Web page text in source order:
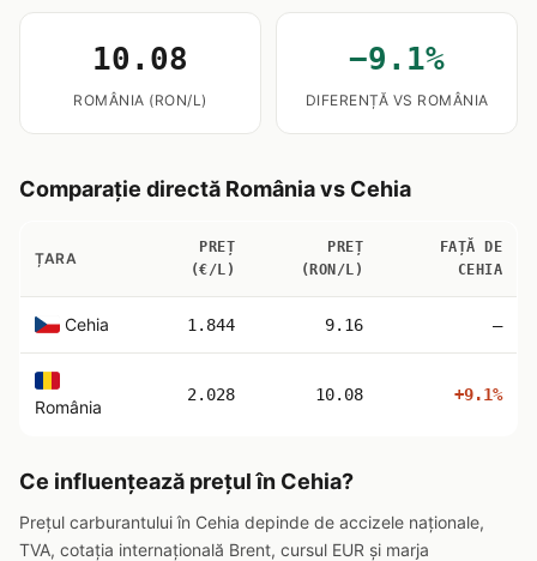
10.08
ROMÂNIA (RON/L)
−9.1%
DIFERENȚĂ VS ROMÂNIA
Comparație directă România vs Cehia
ȚARA
PREȚ
(€/L)
PREȚ
(RON/L)
FAȚĂ DE
CEHIA
Cehia 1.844 9.16 —
România
2.028 10.08 +9.1%
Ce influențează prețul în Cehia?
Prețul carburantului în Cehia depinde de accizele naționale,
TVA, cotația internațională Brent, cursul EUR și marja